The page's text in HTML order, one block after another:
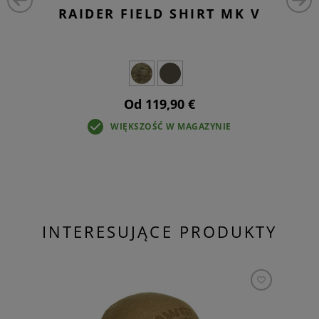
RAIDER FIELD SHIRT MK V
Od 119,90 €
WIĘKSZOŚĆ W MAGAZYNIE
INTERESUJĄCE PRODUKTY